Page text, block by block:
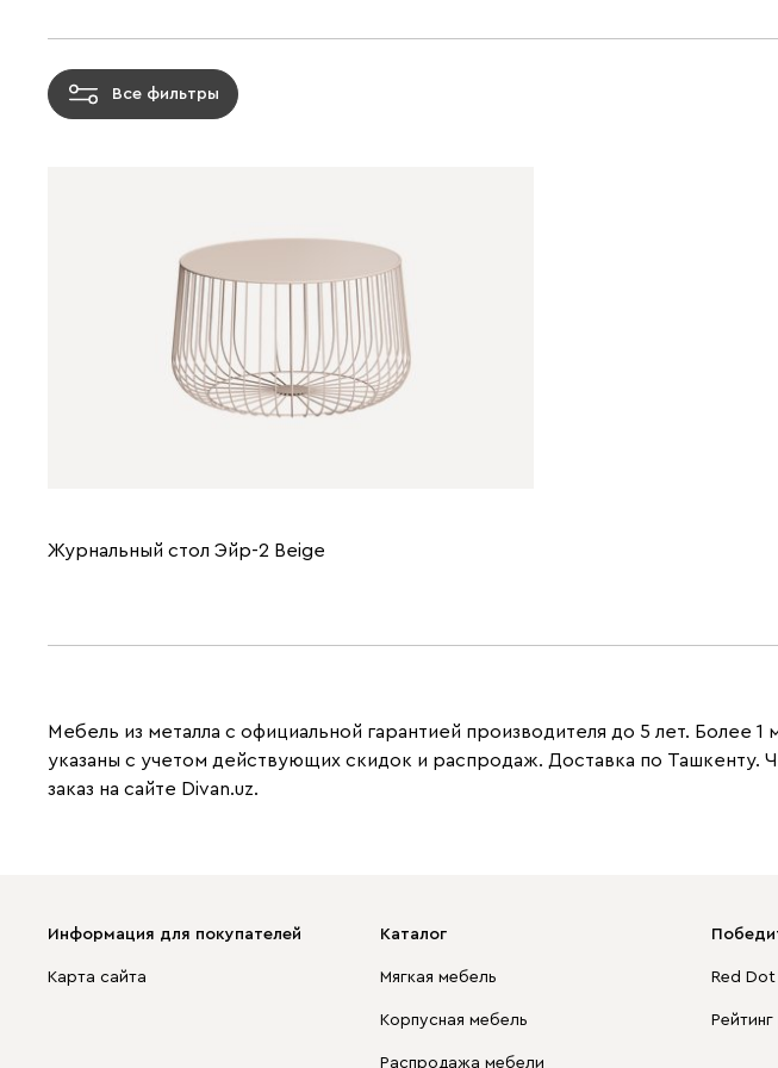
Все фильтры
Журнальный стол Эйр-2 Beige
Мебель из металла с официальной гарантией производителя до 5 лет. Более
указаны с учетом действующих скидок и распродаж. Доставка по
заказ на сайте Divan.uz.
Информация для покупателей
Карта сайта
Каталог
Мягкая мебель
Корпусная мебель
Распродажа мебели
Red